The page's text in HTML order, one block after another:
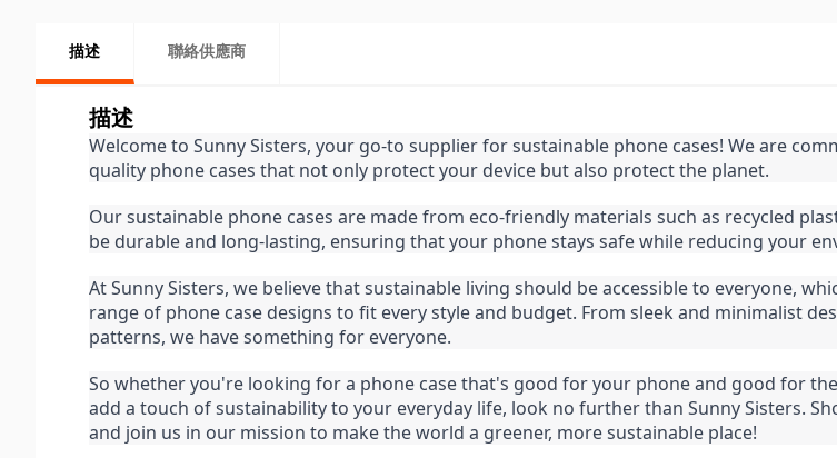
描述 聯絡供應商
描述
Welcome to Sunny Sisters, your go-to supplier for sustainable phone cases! We are
quality phone cases that not only protect your device but also protect the planet.
Our sustainable phone cases are made from eco-friendly materials such as recycled
be durable and long-lasting, ensuring that your phone stays safe while reducing your
At Sunny Sisters, we believe that sustainable living should be accessible to everyone,
range of phone case designs to fit every style and budget. From sleek and minimalist
patterns, we have something for everyone.
So whether you're looking for a phone case that's good for your phone and good for
add a touch of sustainability to your everyday life, look no further than Sunny Sisters.
and join us in our mission to make the world a greener, more sustainable place!